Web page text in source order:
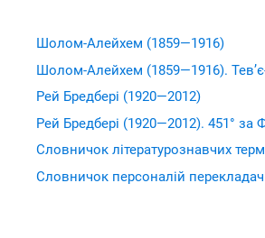
Шолом-Алейхем (1859—1916)
Шолом-Алейхем (1859—1916).
Рей Бредбері (1920—2012)
Рей Бредбері (1920—2012). 451° за
Словничок літературознавчих
Словничок персоналій